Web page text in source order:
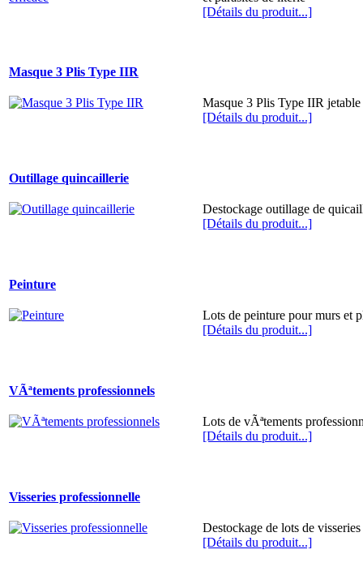
[Détails du produit...]
Masque 3 Plis Type IIR
Masque 3 Plis Type IIR jetable
[Détails du produit...]
Outillage quincaillerie
Destockage outillage de
[Détails du produit...]
Peinture
Lots de peinture pour murs et
[Détails du produit...]
VÃªtements professionnels
Lots de vÃªtements
[Détails du produit...]
Visseries professionnelle
Destockage de lots de
[Détails du produit...]